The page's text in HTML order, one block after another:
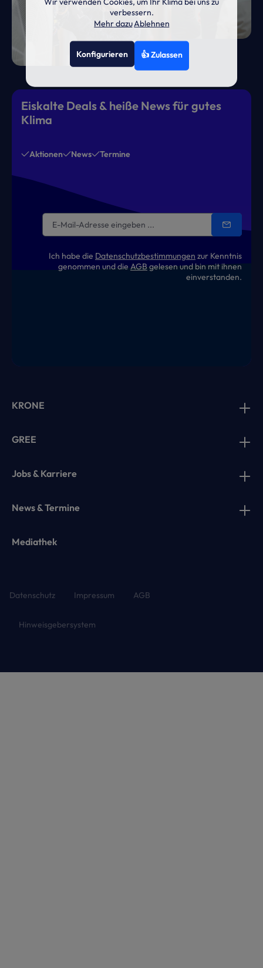
Eiskalte Deals & heiße News für gutes
Klima
Aktionen News Termine
Ich habe die Datenschutzbestimmungen zur Kenntnis
genommen und die AGB gelesen und bin mit ihnen
einverstanden.
KRONE
GREE
Jobs & Karriere
News & Termine
Mediathek
Datenschutz Impressum AGB
Hinweisgebersystem
verbessern.
Mehr dazuAblehnen
Konfigurieren 👍 Zulassen